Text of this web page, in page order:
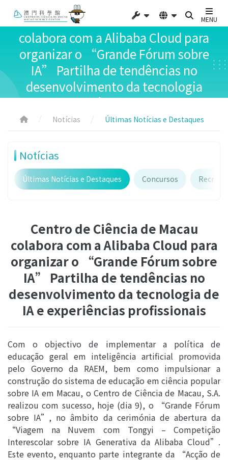
MENU
Centro de Ciência de Macau
colabora com a Alibaba Cloud para
organizar o “Grande Fórum sobre
IA” Partilha de tendências no
desenvolvimento da tecnologia
de IA e experiências profissionais
Notícias Últimas Notícias e Destaques
Notícias
Últimas Notícias e Destaques Concursos
Centro de Ciência de Macau
colabora com a Alibaba Cloud para
organizar o “Grande Fórum sobre
IA” Partilha de tendências no
desenvolvimento da tecnologia de
IA e experiências profissionais
Com o objectivo de implementar a política de
educação geral em inteligência artificial promovida
pelo Governo da RAEM, bem como impulsionar a
construção do sistema de educação em ciência popular
sobre IA em Macau, o Centro de Ciência de Macau, S.A.
realizou com sucesso, hoje (dia 9), o “Grande Fórum
sobre IA”, no âmbito da cerimónia de abertura da
“Viagem na Nuvem com Tongyi – Competição
Interescolar sobre IA Generativa da Alibaba Cloud”.
Este evento, enquanto parte integrante da “Acção de